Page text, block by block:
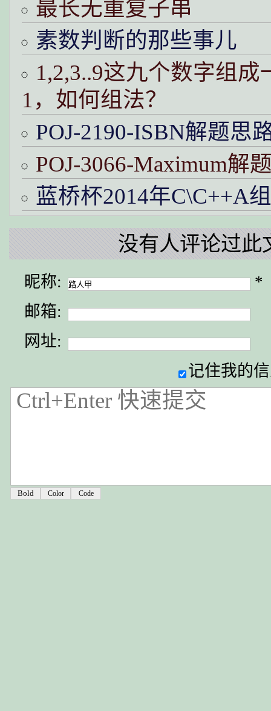
最长无重复子串
素数判断的那些事儿
1,2,3..9这九个数字组
1，如何组法？
POJ-2190-ISBN解题思
POJ-3066-Maximum解
蓝桥杯2014年C\C++A
没有人评论过此
昵称:
*
邮箱:
网址:
记住我的
Color Code